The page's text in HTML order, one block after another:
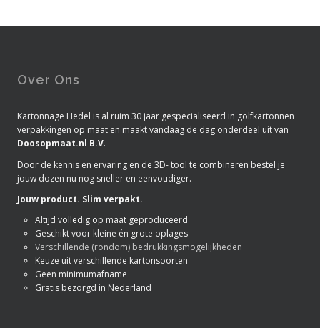
Over Ons
Kartonnage Hedel is al ruim 30 jaar gespecialiseerd in golfkartonnen
verpakkingen op maat en maakt vandaag de dag onderdeel uit van
Doosopmaat.nl B.V.
Door de kennis en ervaring en de 3D- tool te combineren bestel je
jouw dozen nu nog sneller en eenvoudiger.
Jouw product. Slim verpakt.
Altijd volledig op maat geproduceerd
Geschikt voor kleine én grote oplages
Verschillende (rondom) bedrukkingsmogelijkheden
Keuze uit verschillende kartonsoorten
Geen minimumafname
Gratis bezorgd in Nederland